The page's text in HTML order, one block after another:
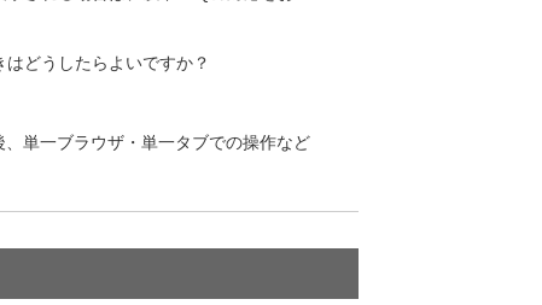
どうしたらよいですか？
単一ブラウザ・単一タブでの操作など